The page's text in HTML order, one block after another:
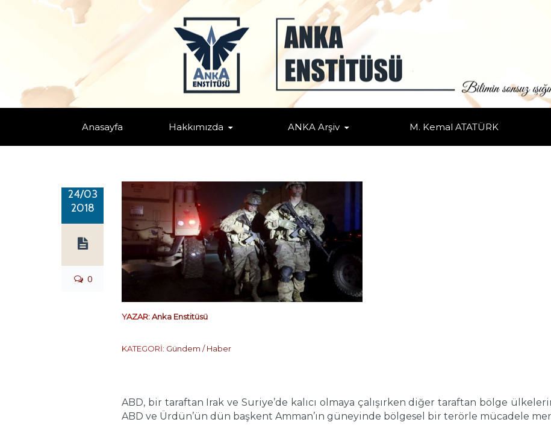
Anasayfa Hakkımızda ANKA Arşiv M. Kemal ATATÜRK
ABD ÜRDÜN’DE YENİ TERÖRLE MÜCADELE MERKEZİ AÇTI
/ Gündem / Haber / ABD ÜRDÜN’DE YENİ TERÖRLE MÜCADELE MERKEZİ AÇTI
24/03
2018
0
YAZAR:Anka Enstitüsü
KATEGORİ: Gündem / Haber
ABD, bir taraftan Irak ve Suriye’de kalıcı olmaya çalışırken diğer taraftan bölge
ABD ve Ürdün’ün dün başkent Amman’ın güneyinde bölgesel bir terörle mücadele